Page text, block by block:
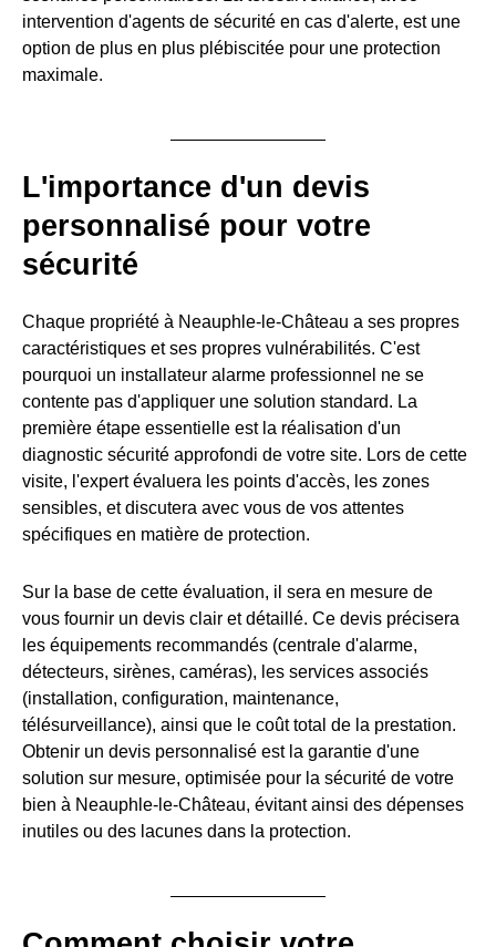
intervention d'agents de sécurité en cas d'alerte, est une
option de plus en plus plébiscitée pour une protection
maximale.
L'importance d'un devis
personnalisé pour votre
sécurité
Chaque propriété à Neauphle-le-Château a ses propres
caractéristiques et ses propres vulnérabilités. C'est
pourquoi un installateur alarme professionnel ne se
contente pas d'appliquer une solution standard. La
première étape essentielle est la réalisation d'un
diagnostic sécurité approfondi de votre site. Lors de cette
visite, l'expert évaluera les points d'accès, les zones
sensibles, et discutera avec vous de vos attentes
spécifiques en matière de protection.
Sur la base de cette évaluation, il sera en mesure de
vous fournir un devis clair et détaillé. Ce devis précisera
les équipements recommandés (centrale d'alarme,
détecteurs, sirènes, caméras), les services associés
(installation, configuration, maintenance,
télésurveillance), ainsi que le coût total de la prestation.
Obtenir un devis personnalisé est la garantie d'une
solution sur mesure, optimisée pour la sécurité de votre
bien à Neauphle-le-Château, évitant ainsi des dépenses
inutiles ou des lacunes dans la protection.